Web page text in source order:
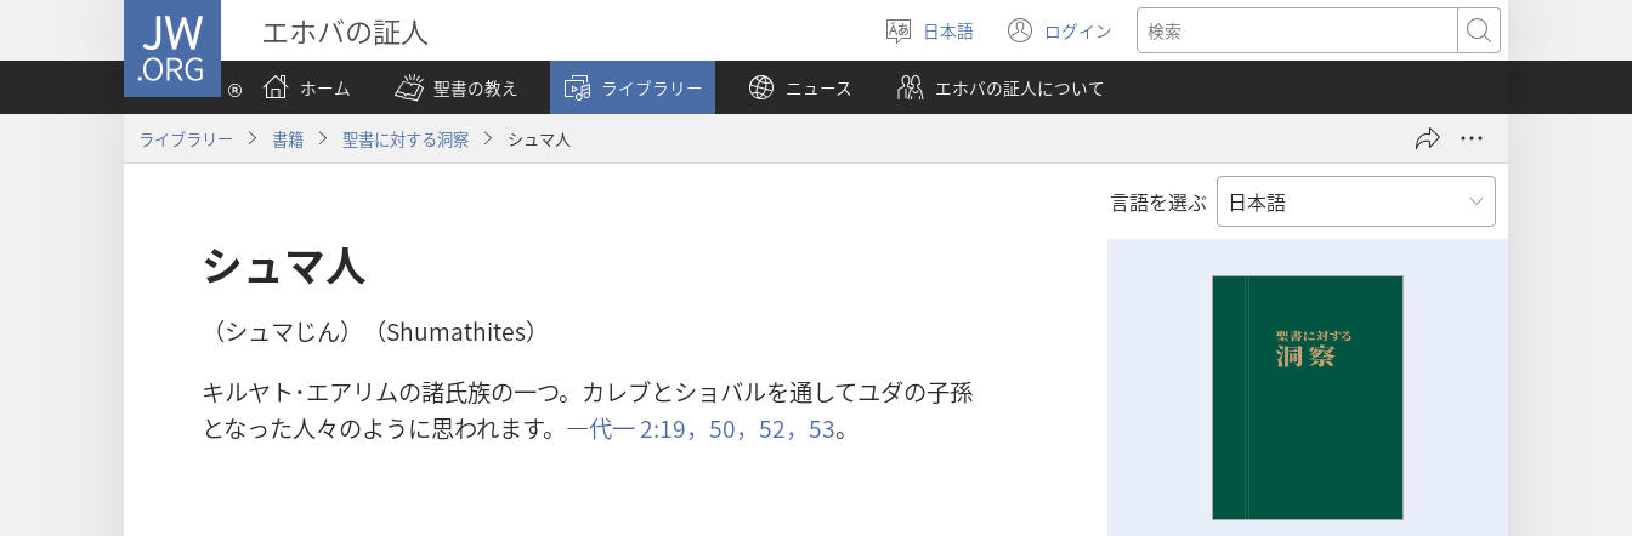
JW.ORG エホバの証人
言
語
を
選
日本語 ログイン
（新
し
い
タ
で
検
索
ホーム
聖書の教え ライブラリー ニュース エホバの証人について
ライブラリー 書籍 聖書に対する洞察 シュマ人
言語を選ぶ
シュマ人
（シュマじん）（Shumathites）
キルヤト･エアリムの諸氏族の一つ。カレブとショバルを通してユダの子孫
となった人々のように思われます。―代一 2:19， 50， 52，53。